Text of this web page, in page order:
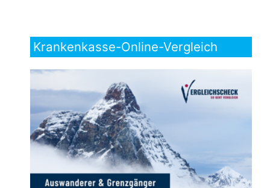
Krankenkasse-Online-Vergleich